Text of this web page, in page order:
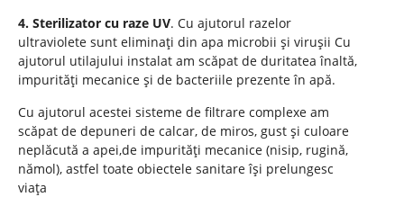
4. Sterilizator cu raze UV. Cu ajutorul razelor
ultraviolete sunt eliminați din apa microbii și virușii Cu
ajutorul utilajului instalat am scăpat de duritatea înaltă,
impurități mecanice și de bacteriile prezente în apă.
Cu ajutorul acestei sisteme de filtrare complexe am
scăpat de depuneri de calcar, de miros, gust și culoare
neplăcută a apei,de impurități mecanice (nisip, rugină,
nămol), astfel toate obiectele sanitare își prelungesc
viața